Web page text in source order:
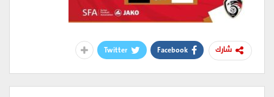
شارك Facebook
Twitter